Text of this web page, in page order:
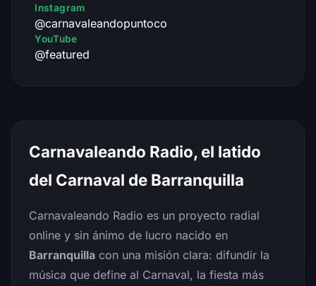
Instagram
@carnavaleandopuntoco
YouTube
@featured
Carnavaleando Radio, el latido
del Carnaval de Barranquilla
Carnavaleando Radio es un proyecto radial
online y sin ánimo de lucro nacido en
Barranquilla con una misión clara: difundir la
música que define al Carnaval, la fiesta más